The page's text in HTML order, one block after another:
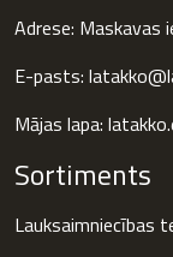
Adrese: Maskavas
E-pasts:
Mājas lapa:
Sortiments
Lauksaimniecības